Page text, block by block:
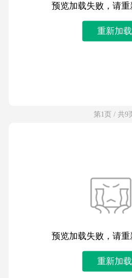
预览加载失败，请
重新加载
第1页 / 共9
预览加载失败，请
重新加载